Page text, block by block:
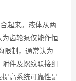
起来。液体从两
为齿轮泵仅能作恒
限制，通常认为
件及螺纹联接组
提高系统可靠性是